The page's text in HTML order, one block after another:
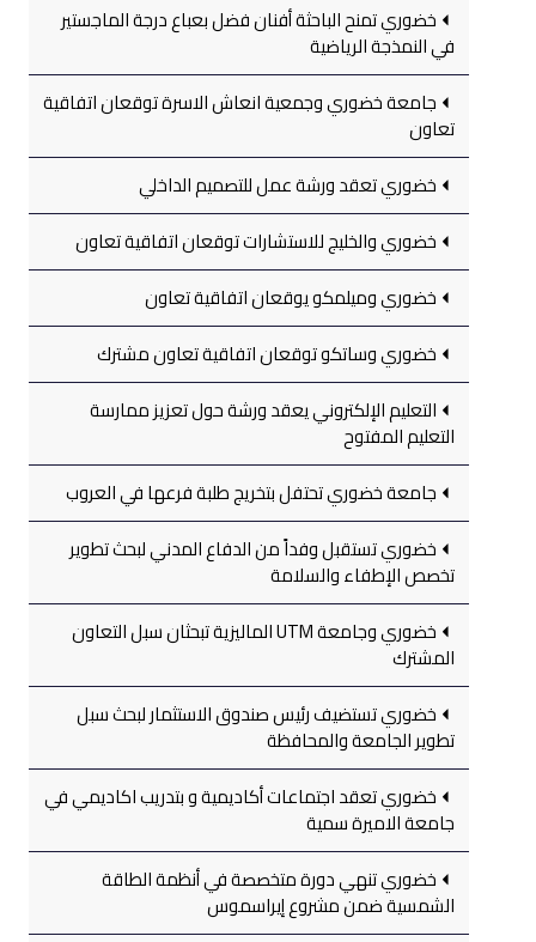
خضوري تمنح الباحثة أفنان فضل بعباع درجة الماجستير
في النمذجة الرياضية
جامعة خضوري وجمعية انعاش الاسرة توقعان اتفاقية
تعاون
خضوري تعقد ورشة عمل للتصميم الداخلي
خضوري والخليج للاستشارات توقعان اتفاقية تعاون
خضوري وميلمكو يوقعان اتفاقية تعاون
خضوري وساتكو توقعان اتفاقية تعاون مشترك
التعليم الإلكتروني يعقد ورشة حول تعزيز ممارسة
التعليم المفتوح
جامعة خضوري تحتفل بتخريج طلبة فرعها في العروب
خضوري تستقبل وفداً من الدفاع المدني لبحث تطوير
تخصص الإطفاء والسلامة
خضوري وجامعة UTM الماليزية تبحثان سبل التعاون
المشترك
خضوري تستضيف رئيس صندوق الاستثمار لبحث سبل
تطوير الجامعة والمحافظة
خضوري تعقد اجتماعات أكاديمية و بتدريب اكاديمي في
جامعة الاميرة سمية
خضوري تنهي دورة متخصصة في أنظمة الطاقة
الشمسية ضمن مشروع إيراسموس